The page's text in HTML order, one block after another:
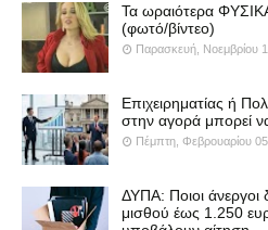
Τα ωραιότερα
(φωτό/βίντεο)
Παρασκευή, Νοεμβρίου
Επιχειρηματίας ή
στην αγορά μπορεί
Πέμπτη, Φεβρουαρίου
ΔΥΠΑ: Ποιοι άνεργοι
μισθού έως 1.250